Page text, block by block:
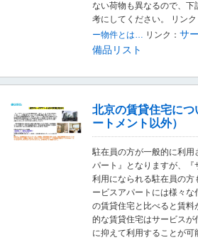
ない荷物も異なるので、下
考にしてください。 リンク
ー物件とは… リンク： サ
備品リスト
北京の賃貸住宅に
ートメント以外）
駐在員の方が一般的に利用
パート』となりますが、
利用になられる駐在員の
ービスアパートには様々
の賃貸住宅と比べると賃
的な賃貸住宅はサービスが
に抑えて利用することが